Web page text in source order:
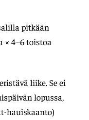
pitkään
× 4–6 toistoa
liike. Se ei
lopussa,
hauiskaanto)